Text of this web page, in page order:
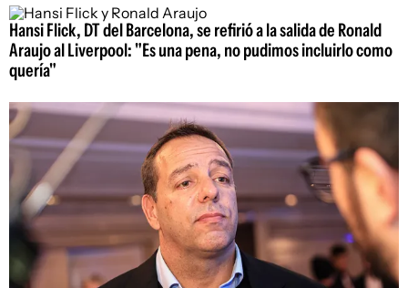
Hansi Flick, DT del Barcelona, se refirió a la salida de Ronald
Araujo al Liverpool: "Es una pena, no pudimos incluirlo como
quería"